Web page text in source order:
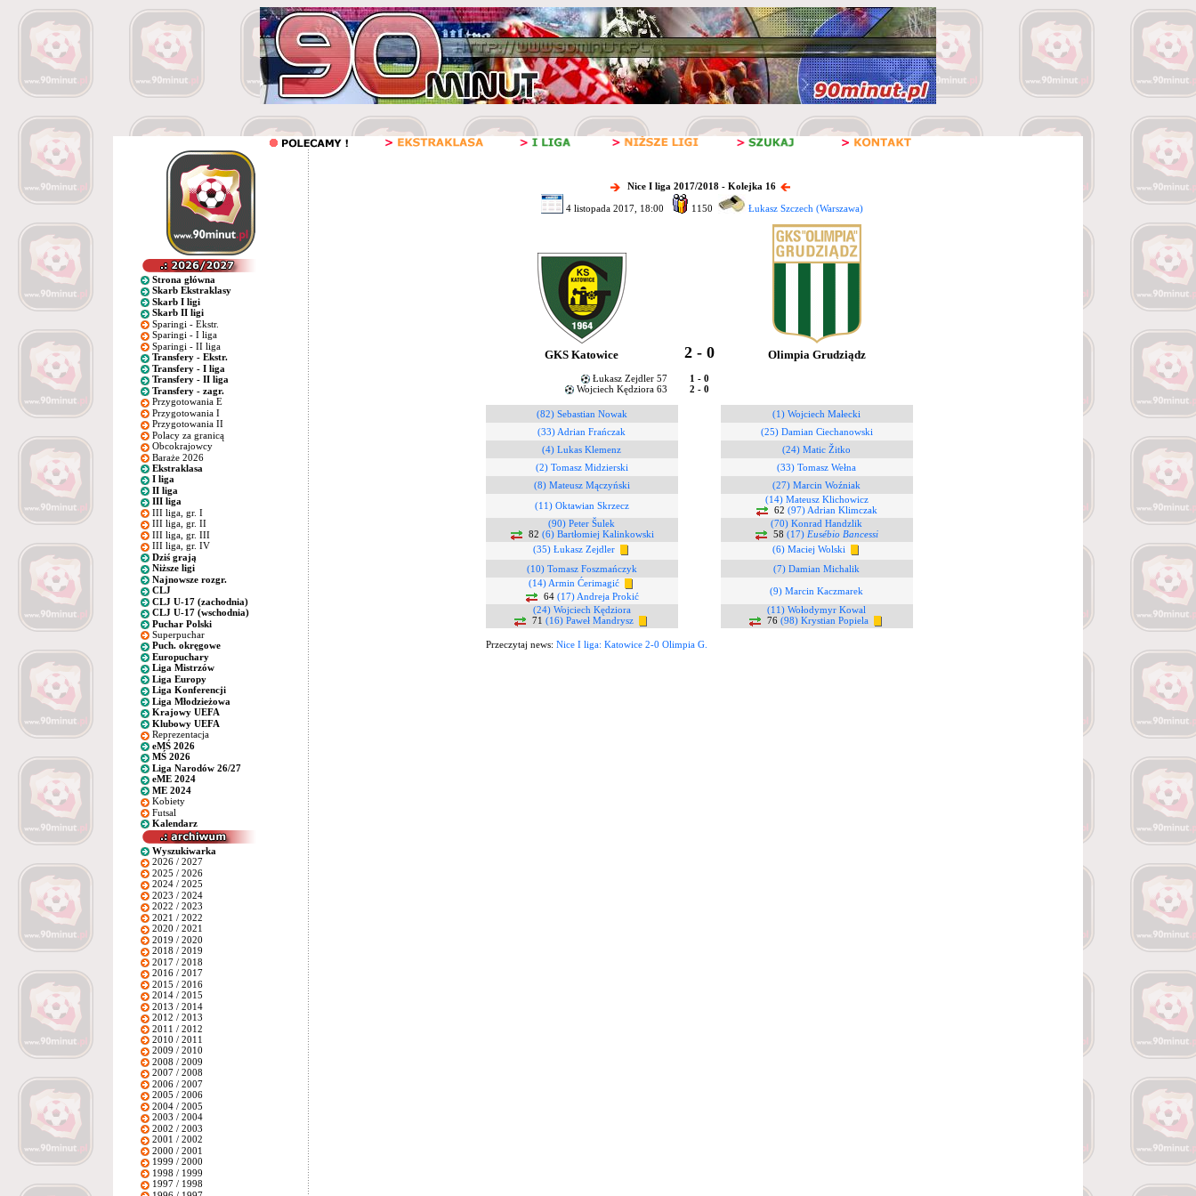
Strona główna
Skarb Ekstraklasy
Skarb I ligi
Skarb II ligi
Sparingi - Ekstr.
Sparingi - I liga
Sparingi - II liga
Transfery - Ekstr.
Transfery - I liga
Transfery - II liga
Transfery - zagr.
Przygotowania E
Przygotowania I
Przygotowania II
Polacy za granicą
Obcokrajowcy
Baraże 2026
Ekstraklasa
I liga
II liga
III liga
III liga, gr. I
III liga, gr. II
III liga, gr. III
III liga, gr. IV
Dziś grają
Niższe ligi
Najnowsze rozgr.
CLJ
CLJ U-17 (zachodnia)
CLJ U-17 (wschodnia)
Puchar Polski
Superpuchar
Puch. okręgowe
Europuchary
Liga Mistrzów
Liga Europy
Liga Konferencji
Liga Młodzieżowa
Krajowy UEFA
Klubowy UEFA
Reprezentacja
eMŚ 2026
MŚ 2026
Liga Narodów 26/27
eME 2024
ME 2024
Kobiety
Futsal
Kalendarz
Wyszukiwarka
2026 / 2027
2025 / 2026
2024 / 2025
2023 / 2024
2022 / 2023
2021 / 2022
2020 / 2021
2019 / 2020
2018 / 2019
2017 / 2018
2016 / 2017
2015 / 2016
2014 / 2015
2013 / 2014
2012 / 2013
2011 / 2012
2010 / 2011
2009 / 2010
2008 / 2009
2007 / 2008
2006 / 2007
2005 / 2006
2004 / 2005
2003 / 2004
2002 / 2003
2001 / 2002
2000 / 2001
1999 / 2000
1998 / 1999
1997 / 1998
Nice I liga 2017/2018 - Kolejka 16
4 listopada 2017, 18:00 1150 Łukasz Szczech (Warszawa)
GKS Katowice 2 - 0 Olimpia Grudziądz
Łukasz Zejdler 57
1 - 0
Wojciech Kędziora 63
2 - 0
(82) Sebastian Nowak
(1) Wojciech Małecki
(33) Adrian Frańczak
(25) Damian Ciechanowski
(4) Lukas Klemenz
(24) Matic Žitko
(2) Tomasz Midzierski
(33) Tomasz Wełna
(8) Mateusz Mączyński
(27) Marcin Woźniak
(11) Oktawian Skrzecz
(14) Mateusz Klichowicz
62 (97) Adrian Klimczak
(90) Peter Šulek
82 (6) Bartłomiej Kalinkowski
(70) Konrad Handzlik
58 (17) Eusébio Bancessi
(35) Łukasz Zejdler
(6) Maciej Wolski
(10) Tomasz Foszmańczyk
(7) Damian Michalik
(14) Armin Ćerimagić
64 (17) Andreja Prokić
(9) Marcin Kaczmarek
(24) Wojciech Kędziora
71 (16) Paweł Mandrysz
(11) Wołodymyr Kowal
76 (98) Krystian Popiela
Przeczytaj news: Nice I liga: Katowice 2-0 Olimpia G.